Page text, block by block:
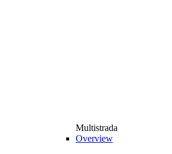
Multistrada
Overview